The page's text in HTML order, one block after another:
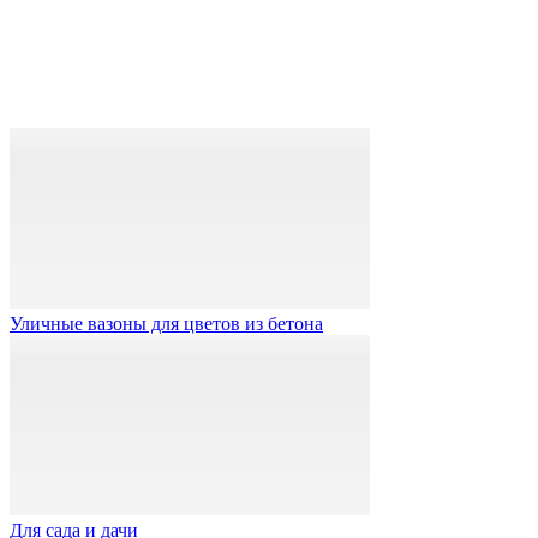
Уличные вазоны для цветов из бетона
Для сада и дачи